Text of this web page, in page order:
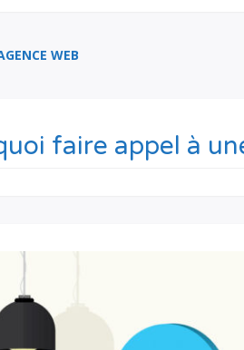
WEB
faire appel à